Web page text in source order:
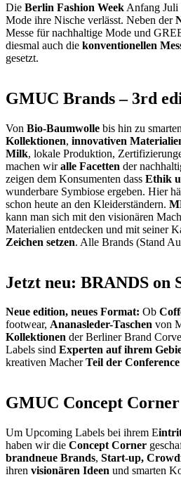
Die Berlin Fashion Week Anfang Juli
Mode ihre Nische verlässt. Neben der
Messe für nachhaltige Mode und
diesmal auch die konventionellen
gesetzt.
GMUC Brands – 3rd
Von Bio-Baumwolle bis hin zu smarten
Kollektionen, innovativen
Milk, lokale Produktion,
machen wiralle Facetten der
zeigen dem Konsumenten dass Ethik
wunderbare Symbiose ergeben. Hier
schon heute an den Kleiderständern.
kann man sich mit den visionären
Materialien entdecken und mit seiner
Zeichen setzen. Alle Brands (Stand
Jetzt neu: BRANDS on
Neue edition, neues Format: Ob
footwear, Ananasleder-Taschen von
Kollektionen der Berliner Brand
Labels sind Experten auf ihrem
kreativen MacherTeil der Conference
GMUC Concept Corner
Um Upcoming Labels bei ihrem E
haben wir die Concept Corner
brandneue Brands, Start-up,
ihren visionären Ideen und smarten